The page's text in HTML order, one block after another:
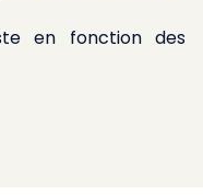
en fonction des